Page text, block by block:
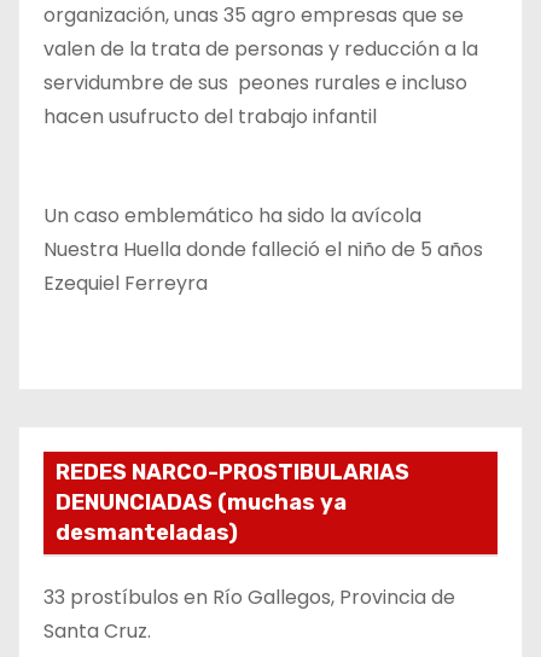
organización, unas 35 agro empresas que se
valen de la trata de personas y reducción a la
servidumbre de sus peones rurales e incluso
hacen usufructo del trabajo infantil
Un caso emblemático ha sido la avícola
Nuestra Huella donde falleció el niño de 5 años
Ezequiel Ferreyra
REDES NARCO-PROSTIBULARIAS
DENUNCIADAS (muchas ya
desmanteladas)
33 prostíbulos en Río Gallegos, Provincia de
Santa Cruz.